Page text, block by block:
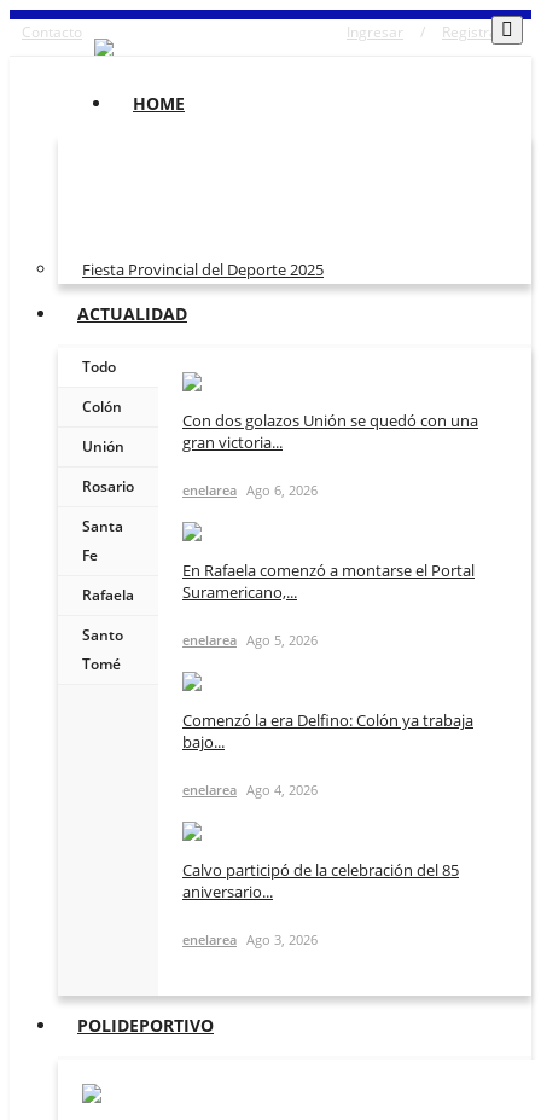
Contacto Ingresar / Registrarse
HOME
Fiesta Provincial del Deporte 2025
ACTUALIDAD
Todo
Colón
Unión
Rosario
Santa
Fe
Rafaela
Santo
Tomé
Con dos golazos Unión se quedó con una
gran victoria...
enelarea Ago 6, 2026
En Rafaela comenzó a montarse el Portal
Suramericano,...
enelarea Ago 5, 2026
Comenzó la era Delfino: Colón ya trabaja
bajo...
enelarea Ago 4, 2026
Calvo participó de la celebración del 85
aniversario...
enelarea Ago 3, 2026
POLIDEPORTIVO